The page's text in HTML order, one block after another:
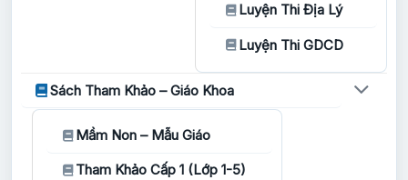
Luyện Thi Địa Lý
Luyện Thi GDCD
Sách Tham Khảo – Giáo Khoa
Mầm Non – Mẫu Giáo
Tham Khảo Cấp 1 (Lớp 1-5)